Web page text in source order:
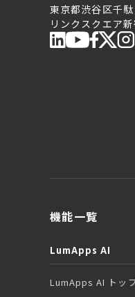
東京都渋谷区千
リンクスクエア
機能一覧
LumApps AI
LumApps AI トッ